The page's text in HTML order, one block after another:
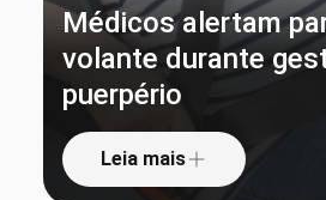
Médicos alertam
volante durante
puerpério
Leia mais